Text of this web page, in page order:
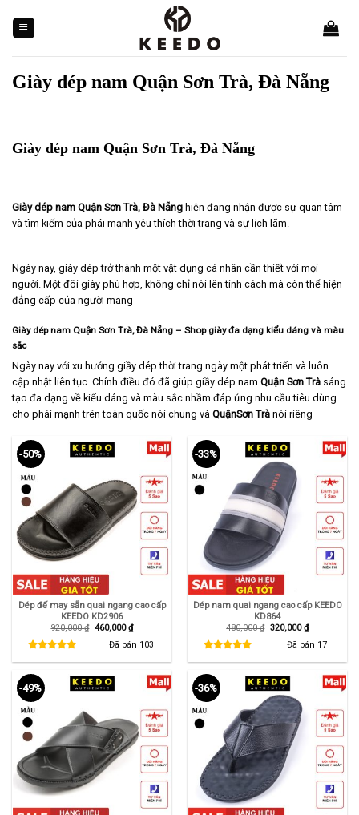
content
Giày dép nam Quận Sơn Trà, Đà Nẵng
Giày dép nam Quận Sơn Trà, Đà Nẵng
Giày dép nam Quận Sơn Trà, Đà Nẵng hiện đang nhận được sự quan tâm
và tìm kiếm của phái mạnh yêu thích thời trang và sự lịch lãm.
Ngày nay, giày dép trở thành một vật dụng cá nhân cần thiết với mọi
người. Một đôi giày phù hợp, không chỉ nói lên tính cách mà còn thể hiện
đẳng cấp của người mang
Giày dép nam Quận Sơn Trà, Đà Nẵng – Shop giày đa dạng kiểu dáng và màu
sắc
Ngày nay với xu hướng giầy dép thời trang ngày một phát triển và luôn
cập nhật liên tục. Chính điều đó đã giúp giầy dép nam Quận Sơn Trà sáng
tạo đa dạng về kiểu dáng và màu sắc nhầm đáp ứng nhu cầu tiêu dùng
cho phái mạnh trên toàn quốc nói chung và QuậnSơn Trà nói riêng
-50%
Dép đế may sẵn quai ngang cao cấp
KEEDO KD2906
920,000₫ Giá
460,000₫Giá
hiện
tại
Đã bán 103
-33%
Dép nam quai ngang cao cấp KEEDO
KD864
480,000₫ Giá
320,000₫Giá
hiện
tại
Đã bán 17
-49% -36%